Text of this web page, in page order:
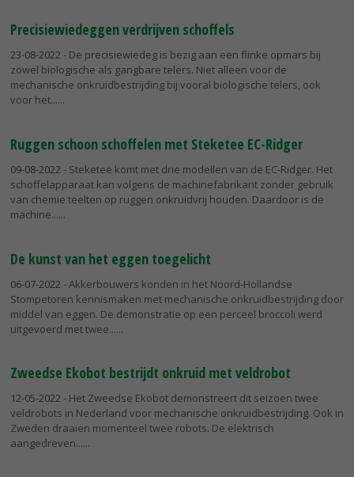
Precisiewiedeggen verdrijven schoffels
23-08-2022 - De precisiewiedeg is bezig aan een flinke opmars bij
zowel biologische als gangbare telers. Niet alleen voor de
mechanische onkruidbestrijding bij vooral biologische telers, ook
voor het...
Ruggen schoon schoffelen met Steketee EC-Ridger
09-08-2022 - Steketee komt met drie modellen van de EC-Ridger. Het
schoffelapparaat kan volgens de machinefabrikant zonder gebruik
van chemie teelten op ruggen onkruidvrij houden. Daardoor is de
machine...
De kunst van het eggen toegelicht
06-07-2022 - Akkerbouwers konden in het Noord-Hollandse
Stompetoren kennismaken met mechanische onkruidbestrijding door
middel van eggen. De demonstratie op een perceel broccoli werd
uitgevoerd met twee...
Zweedse Ekobot bestrijdt onkruid met veldrobot
12-05-2022 - Het Zweedse Ekobot demonstreert dit seizoen twee
veldrobots in Nederland voor mechanische onkruidbestrijding. Ook in
Zweden draaien momenteel twee robots. De elektrisch
aangedreven...